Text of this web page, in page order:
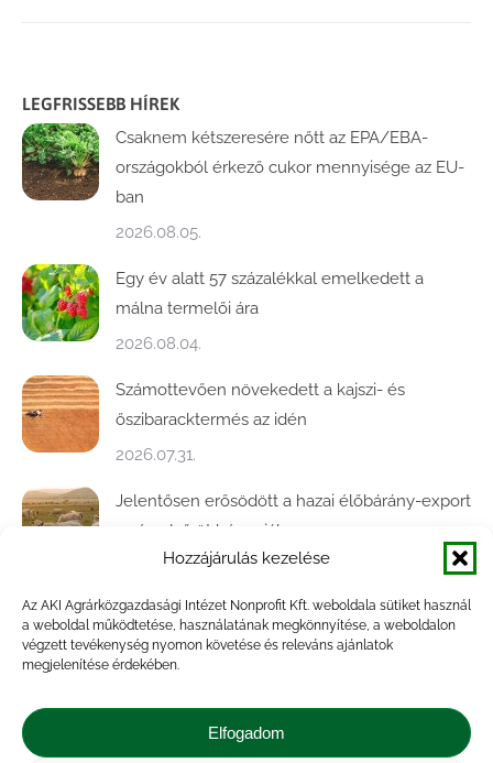
Hozzájárulás kezelése
Az AKI Agrárközgazdasági Intézet Nonprofit Kft. weboldala sütiket használ
a weboldal működtetése, használatának megkönnyítése, a weboldalon
végzett tevékenység nyomon követése és releváns ajánlatok
megjelenítése érdekében.
Elfogadom
LEGFRISSEBB HÍREK
Csaknem kétszeresére nőtt az EPA/EBA-
országokból érkező cukor mennyisége az EU-
ban
2026.08.05.
Egy év alatt 57 százalékkal emelkedett a
málna termelői ára
2026.08.04.
Számottevően növekedett a kajszi- és
őszibaracktermés az idén
2026.07.31.
Jelentősen erősödött a hazai élőbárány-export
az év első öt hónapjában
2026.07.28.
Közel ötödével bővült a baromfivágás
Magyarországon
A végéhez közelít az őszi búza betakarítása
2026.07.21.